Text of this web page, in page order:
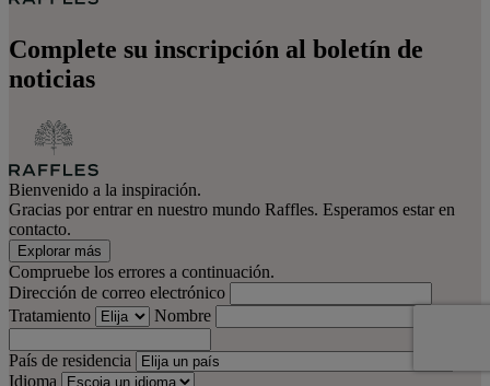
Complete su inscripción al boletín de
noticias
Bienvenido a la inspiración.
Gracias por entrar en nuestro mundo Raffles. Esperamos estar en
contacto.
Explorar más
Compruebe los errores a continuación.
Dirección de correo electrónico
Tratamiento
Nombre
País de residencia
Idioma